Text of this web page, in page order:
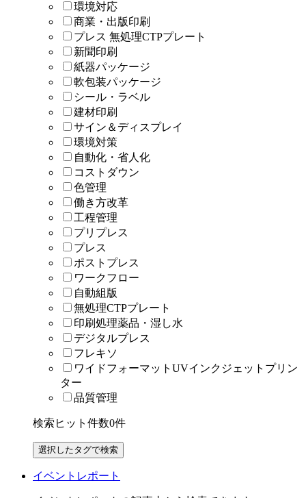
環境対応
商業・出版印刷
プレス 無処理CTPプレート
新聞印刷
紙器パッケージ
軟包装パッケージ
シール・ラベル
建材印刷
サイン＆ディスプレイ
環境対策
自動化・省人化
コストダウン
色管理
働き方改革
工程管理
プリプレス
プレス
ポストプレス
ワークフロー
自動組版
無処理CTPプレート
印刷処理薬品・湿し水
デジタルプレス
フレキソ
ワイドフォーマットUVインクジェットプリン
ター
品質管理
検索ヒット件数0件
イベントレポート